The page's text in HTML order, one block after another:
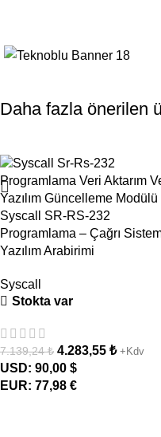
POS entegrasyonu ile
Dokunmatik ekran ve
Market, manav, kasap
Detaylı Bilgi
Daha fazla önerilen
Syscall SR-RS-232
Programlama – Çağrı
Yazılım Arabirimi
Syscall
Stokta var
7.139,24₺ 4.283,55 ₺ +Kdv
USD: 90,00 $
EUR: 77,98 €